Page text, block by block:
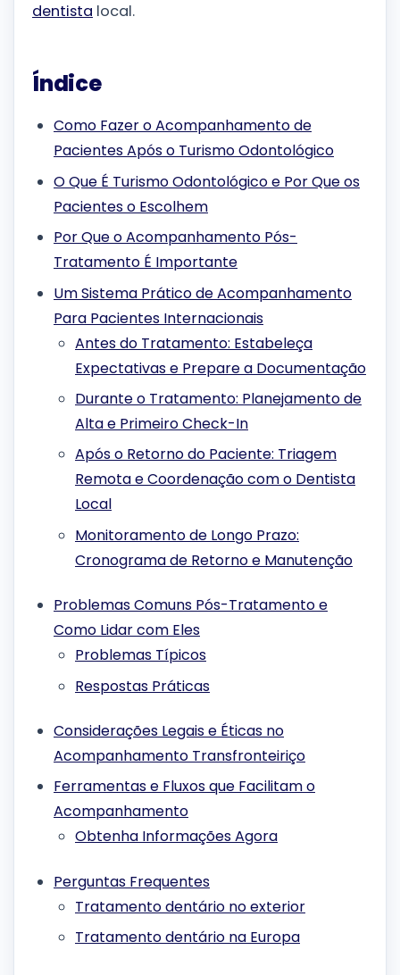
dentista local.
Índice
Como Fazer o Acompanhamento de
Pacientes Após o Turismo Odontológico
O Que É Turismo Odontológico e Por Que os
Pacientes o Escolhem
Por Que o Acompanhamento Pós-
Tratamento É Importante
Um Sistema Prático de Acompanhamento
Para Pacientes Internacionais
Antes do Tratamento: Estabeleça
Expectativas e Prepare a Documentação
Durante o Tratamento: Planejamento de
Alta e Primeiro Check-In
Após o Retorno do Paciente: Triagem
Remota e Coordenação com o Dentista
Local
Monitoramento de Longo Prazo:
Cronograma de Retorno e Manutenção
Problemas Comuns Pós-Tratamento e
Como Lidar com Eles
Problemas Típicos
Respostas Práticas
Considerações Legais e Éticas no
Acompanhamento Transfronteiriço
Ferramentas e Fluxos que Facilitam o
Acompanhamento
Obtenha Informações Agora
Perguntas Frequentes
Tratamento dentário no exterior
Tratamento dentário na Europa